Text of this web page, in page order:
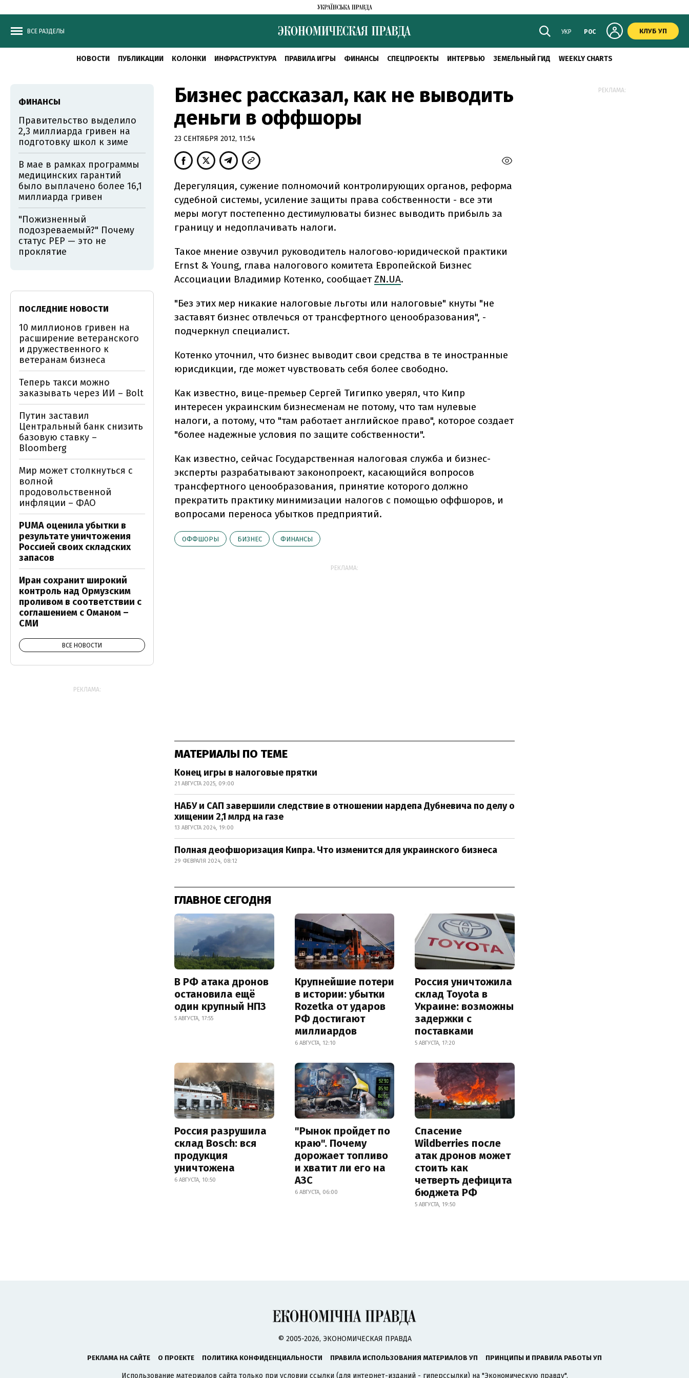
ВСЕ РАЗДЕЛЫ УКР РОС КЛУБ УП
НОВОСТИ ПУБЛИКАЦИИ КОЛОНКИ ИНФРАСТРУКТУРА ПРАВИЛА ИГРЫ ФИНАНСЫ СПЕЦПРОЕКТЫ ИНТЕРВЬЮ ЗЕМЕЛЬНЫЙ ГИД WEEKLY CHARTS
Бизнес рассказал, как не выводить
деньги в оффшоры
23 СЕНТЯБРЯ 2012, 11:54
Дерегуляция, сужение полномочий контролирующих органов, реформа
судебной системы, усиление защиты права собственности - все эти
меры могут постепенно дестимулюваты бизнес выводить прибыль за
границу и недоплачивать налоги.
Такое мнение озвучил руководитель налогово-юридической практики
Ernst & Young, глава налогового комитета Европейской Бизнес
Ассоциации Владимир Котенко, сообщаетZN.UA.
"Без этих мер никакие налоговые льготы или налоговые" кнуты "не
заставят бизнес отвлечься от трансфертного ценообразования", -
подчеркнул специалист.
Котенко уточнил, что бизнес выводит свои средства в те иностранные
юрисдикции, где может чувствовать себя более свободно.
Как известно, вице-премьер Сергей Тигипко уверял, что Кипр
интересен украинским бизнесменам не потому, что там нулевые
налоги, а потому, что "там работает английское право", которое создает
"более надежные условия по защите собственности".
Как известно, сейчас Государственная налоговая служба и бизнес-
эксперты разрабатывают законопроект, касающийся вопросов
трансфертного ценообразования, принятие которого должно
прекратить практику минимизации налогов с помощью оффшоров, и
вопросами переноса убытков предприятий.
ОФФШОРЫ БИЗНЕС ФИНАНСЫ
РЕКЛАМА:
МАТЕРИАЛЫ ПО ТЕМЕ
Конец игры в налоговые прятки
21 АВГУСТА 2025, 09:00
НАБУ и САП завершили следствие в отношении нардепа Дубневича по делу о
хищении 2,1 млрд на газе
13 АВГУСТА 2024, 19:00
Полная деофшоризация Кипра. Что изменится для украинского бизнеса
29 ФЕВРАЛЯ 2024, 08:12
ГЛАВНОЕ СЕГОДНЯ
В РФ атака дронов
остановила ещё
один крупный НПЗ
5 АВГУСТА, 17:55
Крупнейшие потери
в истории: убытки
Rozetka от ударов
РФ достигают
миллиардов
6 АВГУСТА, 12:10
Россия уничтожила
склад Toyota в
Украине: возможны
задержки с
поставками
5 АВГУСТА, 17:20
Россия разрушила
склад Bosch: вся
продукция
уничтожена
6 АВГУСТА, 10:50
"Рынок пройдет по
краю". Почему
дорожает топливо
и хватит ли его на
АЗС
6 АВГУСТА, 06:00
Спасение
Wildberries после
атак дронов может
стоить как
четверть дефицита
бюджета РФ
5 АВГУСТА, 19:50
ФИНАНСЫ
Правительство выделило
2,3 миллиарда гривен на
подготовку школ к зиме
В мае в рамках программы
медицинских гарантий
было выплачено более 16,1
миллиарда гривен
"Пожизненный
подозреваемый?" Почему
статус PEP — это не
проклятие
ПОСЛЕДНИЕ НОВОСТИ
10 миллионов гривен на
расширение ветеранского
и дружественного к
ветеранам бизнеса
Теперь такси можно
заказывать через ИИ – Bolt
Путин заставил
Центральный банк снизить
базовую ставку –
Bloomberg
Мир может столкнуться с
волной
продовольственной
инфляции – ФАО
PUMA оценила убытки в
результате уничтожения
Россией своих складских
запасов
Иран сохранит широкий
контроль над Ормузским
проливом в соответствии с
соглашением с Оманом –
СМИ
ВСЕ НОВОСТИ
РЕКЛАМА:
РЕКЛАМА:
© 2005-2026, ЭКОНОМИЧЕСКАЯ ПРАВДА
РЕКЛАМА НА САЙТЕ О ПРОЕКТЕ ПОЛИТИКА КОНФИДЕНЦИАЛЬНОСТИ ПРАВИЛА ИСПОЛЬЗОВАНИЯ МАТЕРИАЛОВ УП ПРИНЦИПЫ И ПРАВИЛА РАБОТЫ УП
Использование материалов сайта только при условии ссылки (для интернет-изданий - гиперссылки) на "Экономическую правду".